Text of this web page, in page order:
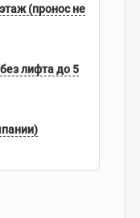
(пронос не
лифта до 5